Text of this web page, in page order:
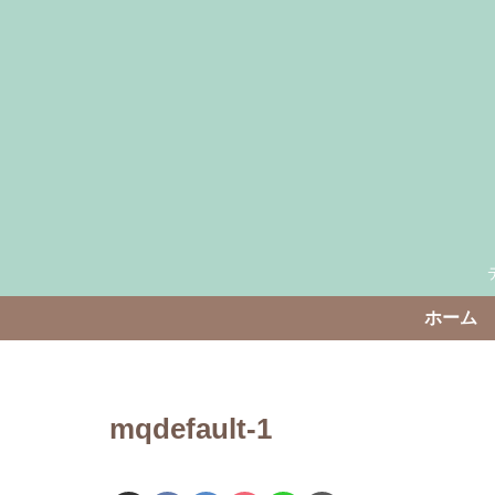
ホーム
mqdefault-1